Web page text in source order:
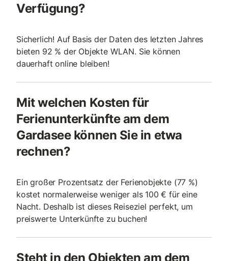
Verfügung?
Sicherlich! Auf Basis der Daten des letzten Jahres
bieten 92 % der Objekte WLAN. Sie können
dauerhaft online bleiben!
Mit welchen Kosten für
Ferienunterkünfte am dem
Gardasee können Sie in etwa
rechnen?
Ein großer Prozentsatz der Ferienobjekte (77 %)
kostet normalerweise weniger als 100 € für eine
Nacht. Deshalb ist dieses Reiseziel perfekt, um
preiswerte Unterkünfte zu buchen!
Steht in den Objekten am dem